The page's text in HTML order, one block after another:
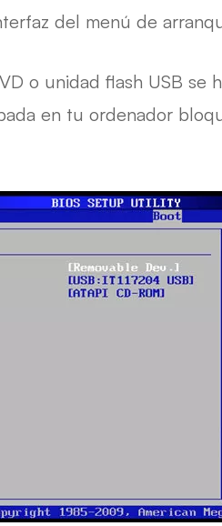
del menú de
o unidad flash USB se
en tu ordenador